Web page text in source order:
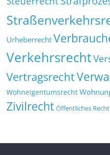
Urheberrecht
Verkehrsrecht
Vertragsrecht
Wohneigentumsrecht
Zivilrecht Öffentliches Recht